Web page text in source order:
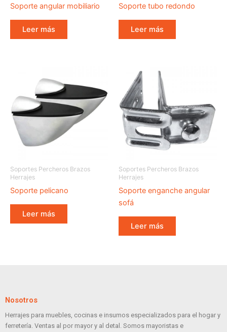
Soporte angular mobiliario
Leer más
Soporte tubo redondo
Leer más
Soportes Percheros Brazos
Herrajes
Soporte pelicano
Leer más
Soportes Percheros Brazos
Herrajes
Soporte enganche angular
sofá
Leer más
Nosotros
Herrajes para muebles, cocinas e insumos especializados para el hogar y
ferretería. Ventas al por mayor y al detal. Somos mayoristas e